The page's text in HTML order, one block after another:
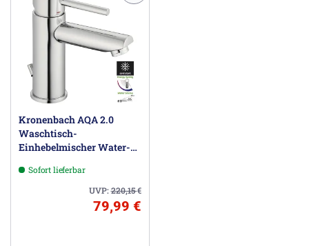
Kronenbach AQA 2.0
Waschtisch-
Einhebelmischer Water-
Sofort lieferbar
UVP:220,15€
79,99 €